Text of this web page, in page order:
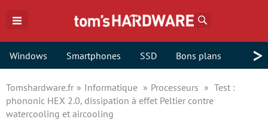
Windows Smartphones SSD Bons plans >
Tomshardware.fr Informatique Processeurs
Test :
phononic HEX 2.0, dissipation à effet Peltier contre
watercooling et aircooling